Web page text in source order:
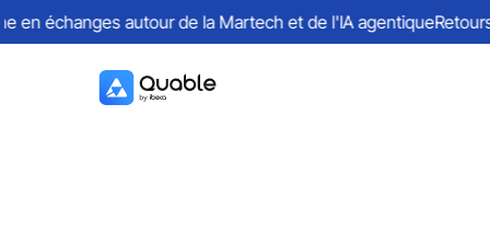
échanges autour de la Martech et de l'IA agentiqueRetours